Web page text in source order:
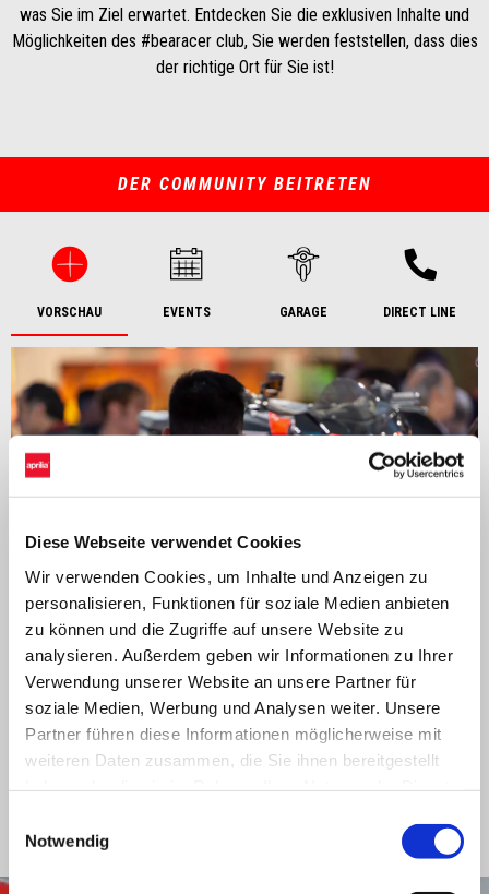
Diese Webseite verwendet Cookies
Wir verwenden Cookies, um Inhalte und Anzeigen zu
personalisieren, Funktionen für soziale Medien anbieten
zu können und die Zugriffe auf unsere Website zu
analysieren. Außerdem geben wir Informationen zu Ihrer
Verwendung unserer Website an unsere Partner für
soziale Medien, Werbung und Analysen weiter. Unsere
Partner führen diese Informationen möglicherweise mit
weiteren Daten zusammen, die Sie ihnen bereitgestellt
Notwendig
was Sie im Ziel erwartet. Entdecken Sie die exklusiven Inhalte und
Möglichkeiten des #bearacer club, Sie werden feststellen, dass dies
der richtige Ort für Sie ist!
DER COMMUNITY BEITRETEN
VORSCHAU EVENTS GARAGE DIRECT LINE
BACKSTAGE
Seien Sie der Erste, der die Geheimnisse, Neuigkeiten und